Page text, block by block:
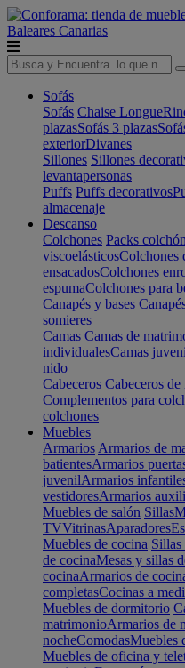
Baleares Canarias
Sofás
Sofás Chaise Longue
plazasSofás 3 plazas
exteriorDivanes
Sillones Sillones
levantapersonas
Puffs Puffs decorativos
almacenaje
Descanso
Colchones Packs
viscoelásticosColchones
ensacadosColchones
espumaColchones para
Canapés y bases
somieres
Camas Camas de
individualesCamas
nido
Cabeceros Cabeceros
Complementos para
colchones
Muebles
Armarios Armarios de
batientesArmarios
juvenilArmarios
vestidoresArmarios
Muebles de salón Sillas
TVVitrinasAparadores
Muebles de cocina Sillas
de cocinaMesas y sillas
cocinaArmarios de
completasCocinas a
Muebles de dormitorio
matrimonioArmarios de
nocheComodasMuebles
Muebles de oficina y